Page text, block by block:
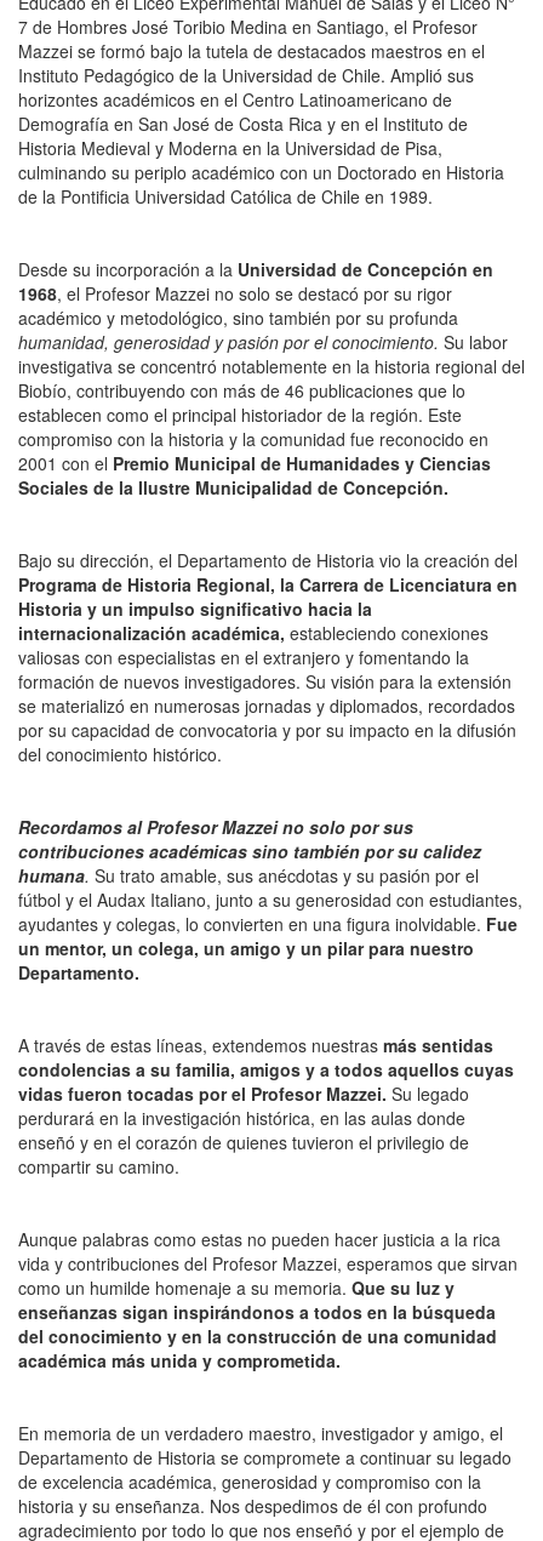
7 de Hombres José Toribio Medina en Santiago, el Profesor
Mazzei se formó bajo la tutela de destacados maestros en el
Instituto Pedagógico de la Universidad de Chile. Amplió sus
horizontes académicos en el Centro Latinoamericano de
Demografía en San José de Costa Rica y en el Instituto de
Historia Medieval y Moderna en la Universidad de Pisa,
culminando su periplo académico con un Doctorado en Historia
de la Pontificia Universidad Católica de Chile en 1989.
Desde su incorporación a la Universidad de Concepción en
1968, el Profesor Mazzei no solo se destacó por su rigor
académico y metodológico, sino también por su profunda
humanidad, generosidad y pasión por el conocimiento. Su labor
investigativa se concentró notablemente en la historia regional del
Biobío, contribuyendo con más de 46 publicaciones que lo
establecen como el principal historiador de la región. Este
compromiso con la historia y la comunidad fue reconocido en
2001 con el Premio Municipal de Humanidades y Ciencias
Sociales de la Ilustre Municipalidad de Concepción.
Bajo su dirección, el Departamento de Historia vio la creación del
Programa de Historia Regional, la Carrera de Licenciatura en
Historia y un impulso significativo hacia la
internacionalización académica, estableciendo conexiones
valiosas con especialistas en el extranjero y fomentando la
formación de nuevos investigadores. Su visión para la extensión
se materializó en numerosas jornadas y diplomados, recordados
por su capacidad de convocatoria y por su impacto en la difusión
del conocimiento histórico.
Recordamos al Profesor Mazzei no solo por sus
contribuciones académicas sino también por su calidez
humana. Su trato amable, sus anécdotas y su pasión por el
fútbol y el Audax Italiano, junto a su generosidad con estudiantes,
ayudantes y colegas, lo convierten en una figura inolvidable. Fue
un mentor, un colega, un amigo y un pilar para nuestro
Departamento.
A través de estas líneas, extendemos nuestras más sentidas
condolencias a su familia, amigos y a todos aquellos cuyas
vidas fueron tocadas por el Profesor Mazzei. Su legado
perdurará en la investigación histórica, en las aulas donde
enseñó y en el corazón de quienes tuvieron el privilegio de
compartir su camino.
Aunque palabras como estas no pueden hacer justicia a la rica
vida y contribuciones del Profesor Mazzei, esperamos que sirvan
como un humilde homenaje a su memoria. Que su luz y
enseñanzas sigan inspirándonos a todos en la búsqueda
del conocimiento y en la construcción de una comunidad
académica más unida y comprometida.
En memoria de un verdadero maestro, investigador y amigo, el
Departamento de Historia se compromete a continuar su legado
de excelencia académica, generosidad y compromiso con la
historia y su enseñanza. Nos despedimos de él con profundo
agradecimiento por todo lo que nos enseñó y por el ejemplo de